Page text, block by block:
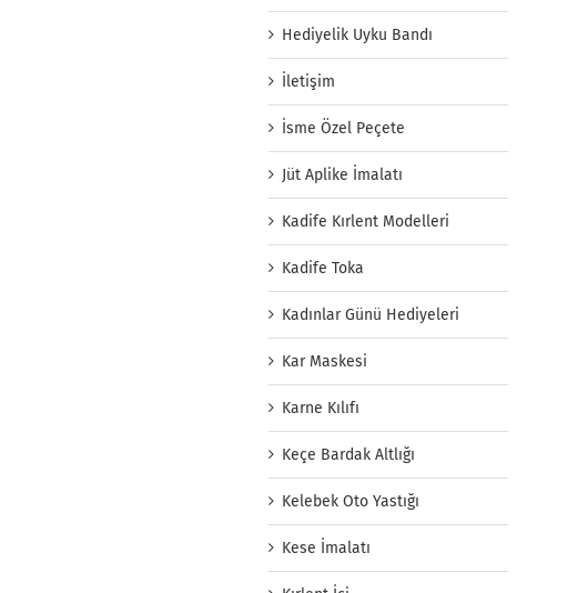
Hediyelik Uyku Bandı
İletişim
İsme Özel Peçete
Jüt Aplike İmalatı
Kadife Kırlent Modelleri
Kadife Toka
Kadınlar Günü Hediyeleri
Kar Maskesi
Karne Kılıfı
Keçe Bardak Altlığı
Kelebek Oto Yastığı
Kese İmalatı